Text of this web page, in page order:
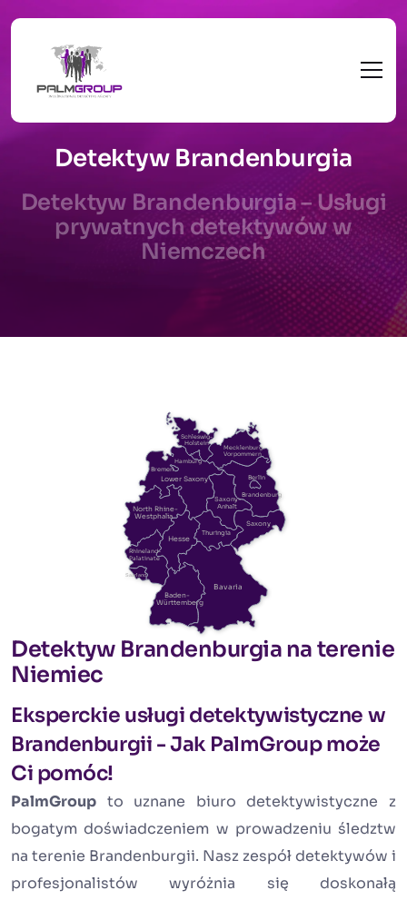
Detektyw Brandenburgia
Detektyw Brandenburgia – Usługi
prywatnych detektywów w
Niemczech
Baden-
Württemberg
Bavaria
Berlin
Brandenburg
Bremen
Hamburg
Hesse
Lower Saxony
Mecklenburg-
Vorpommern
North Rhine-
Westphalia
Rhineland-
Palatinate
Saarland
Saxony
Saxony-
Anhalt
Schleswig-
Holstein
Thuringia
Detektyw Brandenburgia na terenie
Niemiec
Eksperckie usługi detektywistyczne w
Brandenburgii - Jak PalmGroup może
Ci pomóc!
PalmGroup to uznane biuro detektywistyczne z
bogatym doświadczeniem w prowadzeniu śledztw
na terenie Brandenburgii. Nasz zespół detektywów i
profesjonalistów wyróżnia się doskonałą